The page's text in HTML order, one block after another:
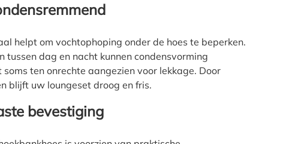
helpt om vochtophoping onder de hoes te beperken.
tussen dag en nacht kunnen condensvorming
ten onrechte aangezien voor lekkage. Door
blijft uw loungeset droog en fris.
bevestiging